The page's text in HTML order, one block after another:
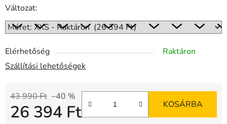
Változat:
Elérhetőség
Raktáron
Szállítási lehetőségek
43 990 Ft –40 %
26 394 Ft KOSÁRBA